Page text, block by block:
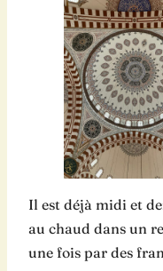
Il est déjà midi et
au chaud dans un
une fois par des